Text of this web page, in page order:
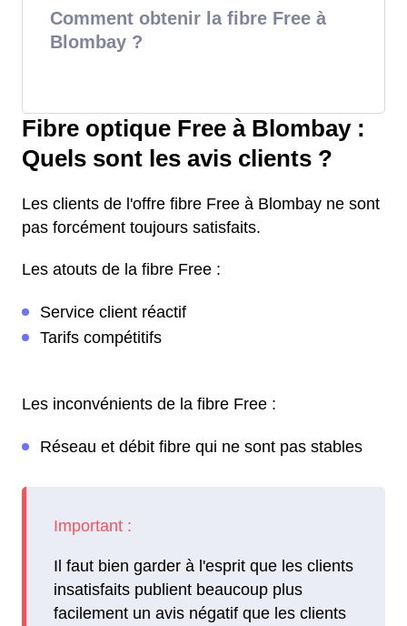
Comment obtenir la fibre Free à
Blombay ?
Fibre optique Free à Blombay :
Quels sont les avis clients ?
Les clients de l'offre fibre Free à Blombay ne sont
pas forcément toujours satisfaits.
Les atouts de la fibre Free :
Service client réactif
Tarifs compétitifs
Les inconvénients de la fibre Free :
Réseau et débit fibre qui ne sont pas stables
Il faut bien garder à l'esprit que les clients
insatisfaits publient beaucoup plus
facilement un avis négatif que les clients